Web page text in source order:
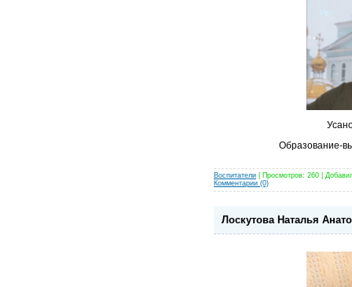
Образование-
Воспитатели | Просмотров: 260 |
Комментарии (0)
Лоскутова Наталья